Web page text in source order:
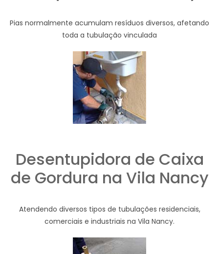
Pias normalmente acumulam resíduos diversos, afetando
toda a tubulação vinculada
Desentupidora de Caixa
de Gordura na Vila Nancy
Atendendo diversos tipos de tubulações residenciais,
comerciais e industriais na Vila Nancy.